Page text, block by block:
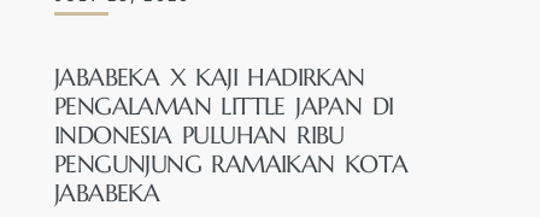
JABABEKA X KAJI HADIRKAN
PENGALAMAN LITTLE JAPAN DI
INDONESIA PULUHAN RIBU
PENGUNJUNG RAMAIKAN KOTA
JABABEKA